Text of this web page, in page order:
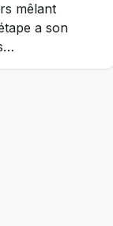
mêlant
a son